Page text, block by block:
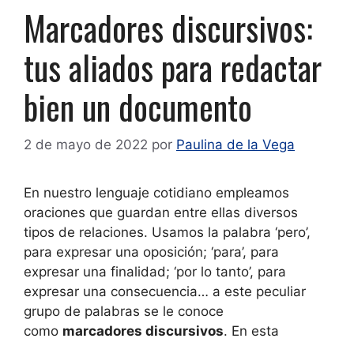
Marcadores discursivos:
tus aliados para redactar
bien un documento
2 de mayo de 2022 por Paulina de la Vega
En nuestro lenguaje cotidiano empleamos
oraciones que guardan entre ellas diversos
tipos de relaciones. Usamos la palabra ‘pero’,
para expresar una oposición; ‘para’, para
expresar una finalidad; ‘por lo tanto’, para
expresar una consecuencia… a este peculiar
grupo de palabras se le conoce
como marcadores discursivos. En esta